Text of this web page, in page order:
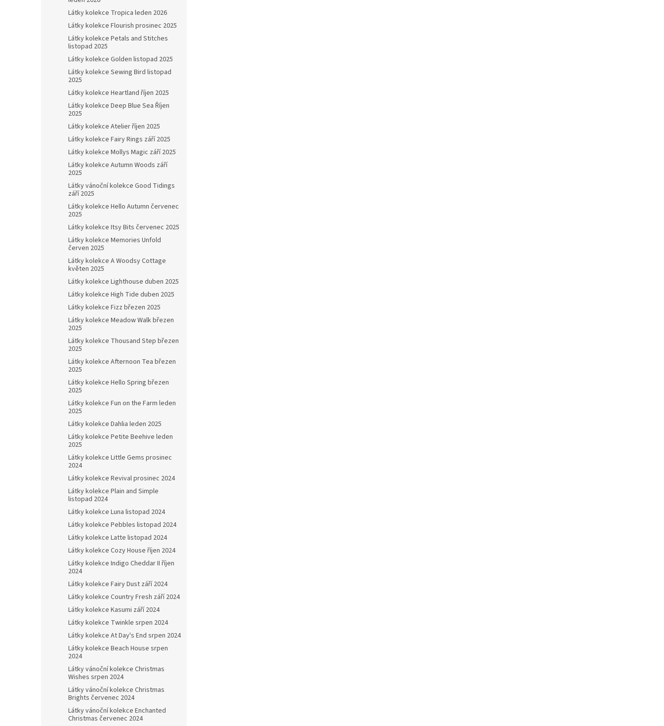
Látky kolekce Tropica leden 2026
Látky kolekce Flourish prosinec 2025
Látky kolekce Petals and Stitches
listopad 2025
Látky kolekce Golden listopad 2025
Látky kolekce Sewing Bird listopad
2025
Látky kolekce Heartland říjen 2025
Látky kolekce Deep Blue Sea Říjen
2025
Látky kolekce Atelier říjen 2025
Látky kolekce Fairy Rings září 2025
Látky kolekce Mollys Magic září 2025
Látky kolekce Autumn Woods září
2025
Látky vánoční kolekce Good Tidings
září 2025
Látky kolekce Hello Autumn červenec
2025
Látky kolekce Itsy Bits červenec 2025
Látky kolekce Memories Unfold
červen 2025
Látky kolekce A Woodsy Cottage
květen 2025
Látky kolekce Lighthouse duben 2025
Látky kolekce High Tide duben 2025
Látky kolekce Fizz březen 2025
Látky kolekce Meadow Walk březen
2025
Látky kolekce Thousand Step březen
2025
Látky kolekce Afternoon Tea březen
2025
Látky kolekce Hello Spring březen
2025
Látky kolekce Fun on the Farm leden
2025
Látky kolekce Dahlia leden 2025
Látky kolekce Petite Beehive leden
2025
Látky kolekce Little Gems prosinec
2024
Látky kolekce Revival prosinec 2024
Látky kolekce Plain and Simple
listopad 2024
Látky kolekce Luna listopad 2024
Látky kolekce Pebbles listopad 2024
Látky kolekce Latte listopad 2024
Látky kolekce Cozy House říjen 2024
Látky kolekce Indigo Cheddar II říjen
2024
Látky kolekce Fairy Dust září 2024
Látky kolekce Country Fresh září 2024
Látky kolekce Kasumi září 2024
Látky kolekce Twinkle srpen 2024
Látky kolekce At Day's End srpen 2024
Látky kolekce Beach House srpen
2024
Látky vánoční kolekce Christmas
Wishes srpen 2024
Látky vánoční kolekce Christmas
Brights červenec 2024
Látky vánoční kolekce Enchanted
Christmas červenec 2024